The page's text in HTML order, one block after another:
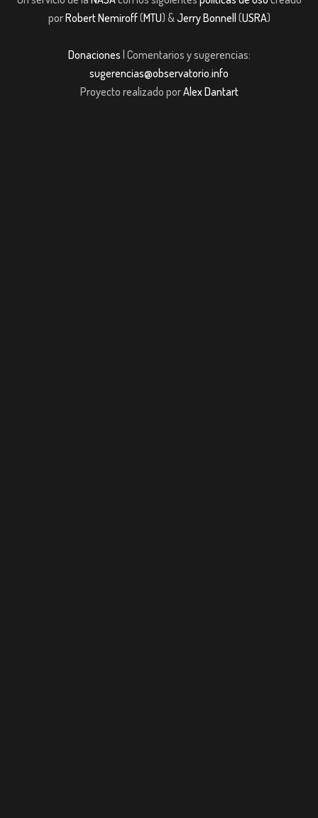
porRobert Nemiroff(MTU) &Jerry Bonnell (USRA)
Donaciones | Comentarios y sugerencias:
sugerencias@observatorio.info
Proyecto realizado porAlex Dantart